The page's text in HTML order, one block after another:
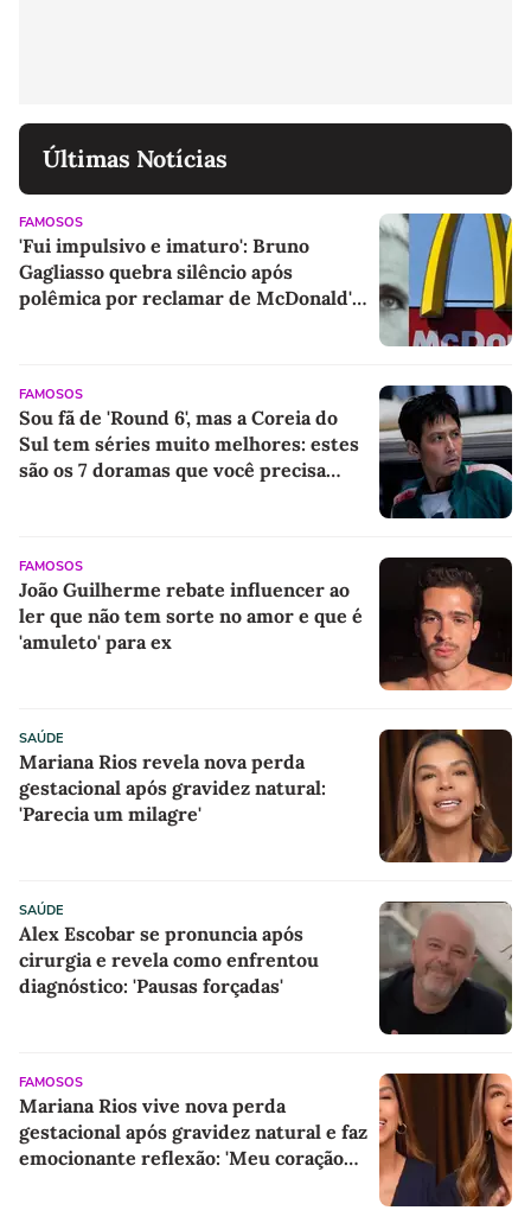
Últimas Notícias
FAMOSOS
'Fui impulsivo e imaturo': Bruno
Gagliasso quebra silêncio após
polêmica por reclamar de McDonald's
FAMOSOS
Sou fã de 'Round 6', mas a Coreia do
Sul tem séries muito melhores: estes
são os 7 doramas que você precisa
FAMOSOS
João Guilherme rebate influencer ao
ler que não tem sorte no amor e que é
'amuleto' para ex
SAÚDE
Mariana Rios revela nova perda
gestacional após gravidez natural:
'Parecia um milagre'
SAÚDE
Alex Escobar se pronuncia após
cirurgia e revela como enfrentou
diagnóstico: 'Pausas forçadas'
FAMOSOS
Mariana Rios vive nova perda
gestacional após gravidez natural e faz
emocionante reflexão: 'Meu coração